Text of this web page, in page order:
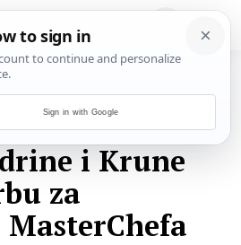
i Krune
za
Sign in with Google